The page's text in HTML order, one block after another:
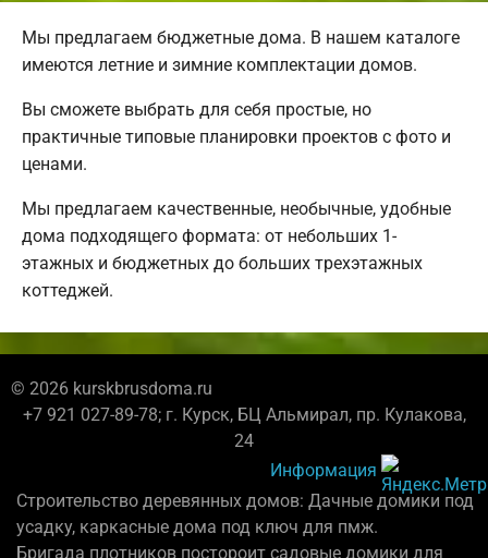
Мы предлагаем бюджетные дома. В нашем каталоге
имеются летние и зимние комплектации домов.
Вы сможете выбрать для себя простые, но
практичные типовые планировки проектов с фото и
ценами.
Мы предлагаем качественные, необычные, удобные
дома подходящего формата: от небольших 1-
этажных и бюджетных до больших трехэтажных
коттеджей.
© 2026 kurskbrusdoma.ru
+7 921 027-89-78; г. Курск, БЦ Альмирал, пр. Кулакова,
24
Информация
Строительство деревянных домов: Дачные домики под
усадку, каркасные дома под ключ для пмж.
Бригада плотников постороит садовые домики для